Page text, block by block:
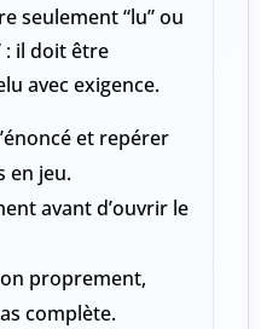
seulement “lu” ou
: il doit être
avec exigence.
et repérer
en jeu.
avant d’ouvrir le
proprement,
complète.